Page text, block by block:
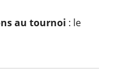
au tournoi : le